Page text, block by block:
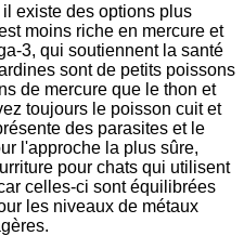
existe des options plus
moins riche en mercure et
3, qui soutiennent la santé
sont de petits poissons
de mercure que le thon et
toujours le poisson cuit et
des parasites et le
l'approche la plus sûre,
pour chats qui utilisent
celles-ci sont équilibrées
les niveaux de métaux